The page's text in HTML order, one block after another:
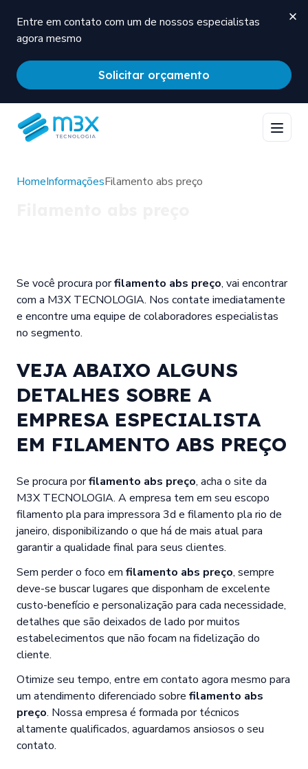
Entre em contato com um de nossos especialistas
agora mesmo
Solicitar orçamento
HomeInformaçõesFilamento abs preço
Se você procura porfilamento abs preço, vai encontrar
com a M3X TECNOLOGIA. Nos contate imediatamente
e encontre uma equipe de colaboradores especialistas
no segmento.
VEJA ABAIXO ALGUNS
DETALHES SOBRE A
EMPRESA ESPECIALISTA
EM FILAMENTO ABS PREÇO
Se procura porfilamento abs preço, acha o site da
M3X TECNOLOGIA. A empresa tem em seu escopo
filamento pla para impressora 3d e filamento pla rio de
janeiro, disponibilizando o que há de mais atual para
garantir a qualidade final para seus clientes.
Sem perder o foco em filamento abs preço, sempre
deve-se buscar lugares que disponham de excelente
custo-benefício e personalização para cada necessidade,
detalhes que são deixados de lado por muitos
estabelecimentos que não focam na fidelização do
cliente.
Otimize seu tempo, entre em contato agora mesmo para
um atendimento diferenciado sobre filamento abs
preço. Nossa empresa é formada por técnicos
altamente qualificados, aguardamos ansiosos o seu
contato.